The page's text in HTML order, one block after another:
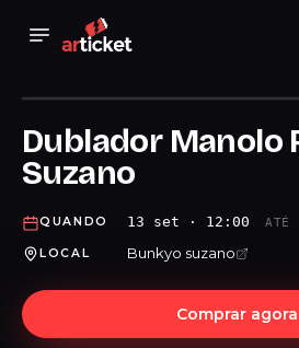
Dublador Manolo
Suzano
QUANDO 13 set · 12:00 ATÉ
LOCAL Bunkyo suzano
Comprar agora